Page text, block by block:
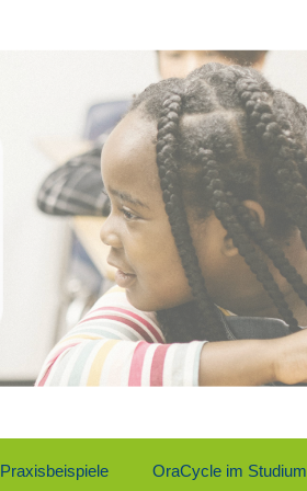
Pra­xis­bei­spie­le Ora­Cy­cle im Stu­di­um